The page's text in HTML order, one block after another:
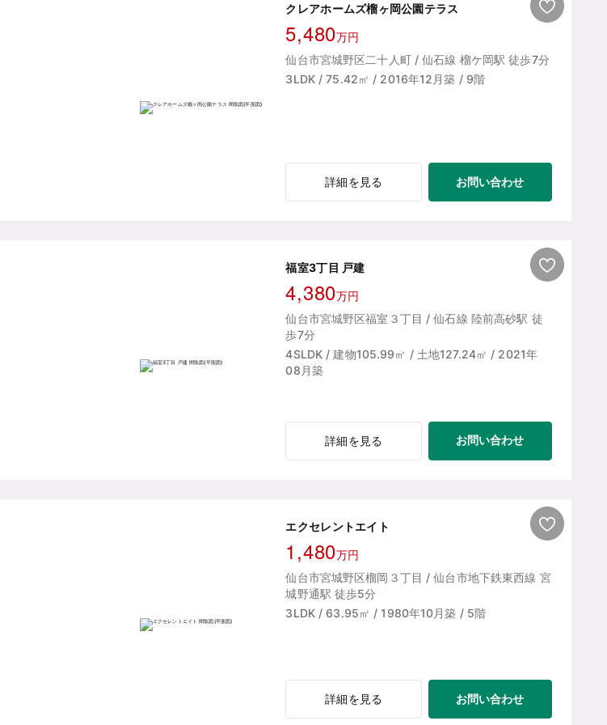
クレアホームズ榴ヶ岡公園テラス
5,480万円
仙台市宮城野区二十人町 / 仙石線 榴ケ岡駅 徒歩7分
3LDK / 75.42㎡ / 2016年12月築 / 9階
詳細を見る お問い合わせ
福室3丁目 戸建
4,380万円
仙台市宮城野区福室３丁目 / 仙石線 陸前高砂駅 徒
歩7分
4SLDK / 建物105.99㎡ / 土地127.24㎡ / 2021年
08月築
詳細を見る お問い合わせ
エクセレントエイト
1,480万円
仙台市宮城野区榴岡３丁目 / 仙台市地下鉄東西線 宮
城野通駅 徒歩5分
3LDK / 63.95㎡ / 1980年10月築 / 5階
詳細を見る お問い合わせ